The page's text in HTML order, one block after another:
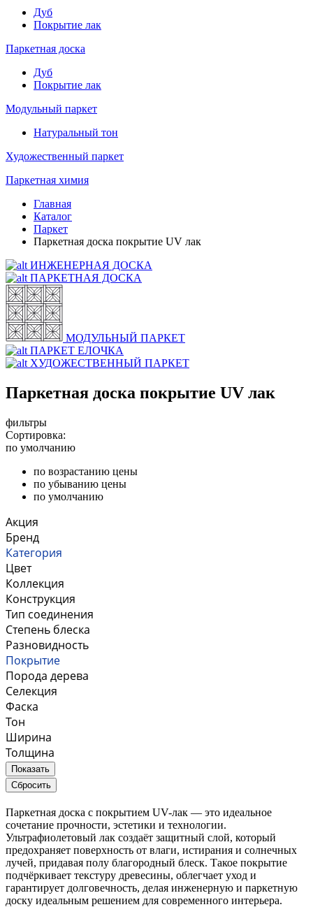
Дуб
Покрытие лак
Паркетная доска
Дуб
Покрытие лак
Модульный паркет
Натуральный тон
Художественный паркет
Паркетная химия
Главная
Каталог
Паркет
Паркетная доска покрытие UV лак
ИНЖЕНЕРНАЯ ДОСКА
ПАРКЕТНАЯ ДОСКА
МОДУЛЬНЫЙ ПАРКЕТ
ПАРКЕТ ЕЛОЧКА
ХУДОЖЕСТВЕННЫЙ ПАРКЕТ
Паркетная доска покрытие UV лак
фильтры
Сортировка:
по умолчанию
по возрастанию цены
по убыванию цены
по умолчанию
Акция
Бренд
Категория
Цвет
Коллекция
Конструкция
Тип соединения
Степень блеска
Разновидность
Покрытие
Порода дерева
Селекция
Фаска
Тон
Ширина
Толщина
Показать
Сбросить
Паркетная доска с покрытием UV-лак — это идеальное
сочетание прочности, эстетики и технологии.
Ультрафиолетовый лак создаёт защитный слой, который
предохраняет поверхность от влаги, истирания и солнечных
лучей, придавая полу благородный блеск. Такое покрытие
подчёркивает текстуру древесины, облегчает уход и
гарантирует долговечность, делая инженерную и паркетную
доску идеальным решением для современного интерьера.